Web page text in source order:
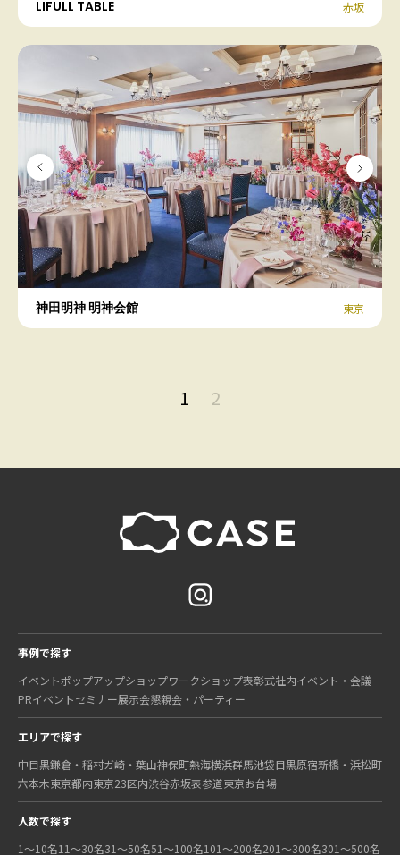
LIFULL TABLE 赤坂
神田明神 明神会館 東京
1 2
事例で探す
イベントポップアップショップワークショップ表彰式社内イベント・会議
PRイベントセミナー展示会懇親会・パーティー
エリアで探す
中目黒鎌倉・稲村ガ崎・葉山神保町熱海横浜群馬池袋目黒原宿新橋・浜松町
六本木東京都内東京23区内渋谷赤坂表参道東京お台場
人数で探す
1〜10名11〜30名31〜50名51〜100名101〜200名201〜300名301〜500名